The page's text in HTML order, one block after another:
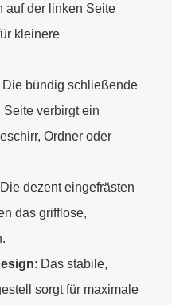
auf der linken Seite
kleinere
Die bündig schließende
Seite verbirgt ein
Ordner oder
dezent eingefrästen
das grifflose,
: Das stabile,
sorgt für maximale